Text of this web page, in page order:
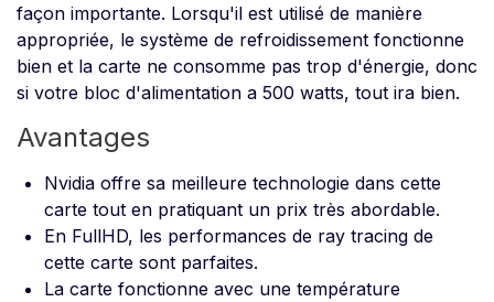
façon importante. Lorsqu'il est utilisé de manière
appropriée, le système de refroidissement fonctionne
bien et la carte ne consomme pas trop d'énergie, donc
si votre bloc d'alimentation a 500 watts, tout ira bien.
Avantages
Nvidia offre sa meilleure technologie dans cette
carte tout en pratiquant un prix très abordable.
En FullHD, les performances de ray tracing de
cette carte sont parfaites.
La carte fonctionne avec une température